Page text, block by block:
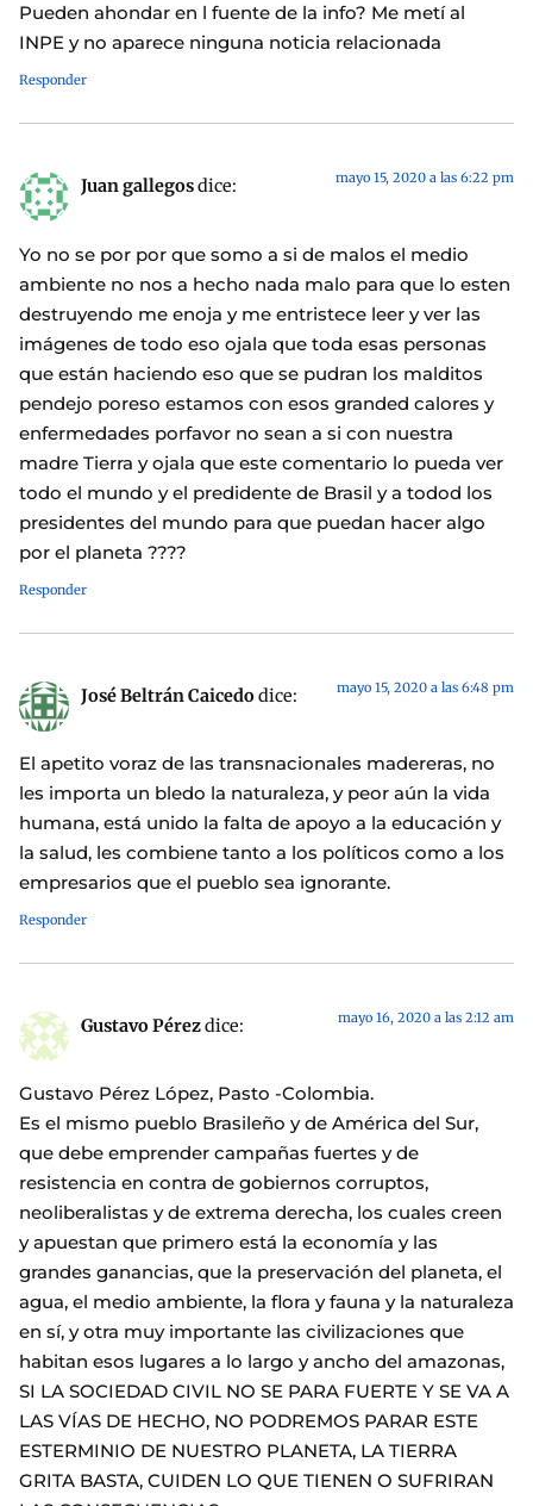
Pueden ahondar en l fuente de la info? Me metí al
INPE y no aparece ninguna noticia relacionada
Responder
Juan gallegosdice: mayo 15, 2020 a las 6:22 pm
Yo no se por por que somo a si de malos el medio
ambiente no nos a hecho nada malo para que lo esten
destruyendo me enoja y me entristece leer y ver las
imágenes de todo eso ojala que toda esas personas
que están haciendo eso que se pudran los malditos
pendejo poreso estamos con esos granded calores y
enfermedades porfavor no sean a si con nuestra
madre Tierra y ojala que este comentario lo pueda ver
todo el mundo y el predidente de Brasil y a todod los
presidentes del mundo para que puedan hacer algo
por el planeta ????
Responder
José Beltrán Caicedodice: mayo 15, 2020 a las 6:48 pm
El apetito voraz de las transnacionales madereras, no
les importa un bledo la naturaleza, y peor aún la vida
humana, está unido la falta de apoyo a la educación y
la salud, les combiene tanto a los políticos como a los
empresarios que el pueblo sea ignorante.
Responder
Gustavo Pérezdice: mayo 16, 2020 a las 2:12 am
Gustavo Pérez López, Pasto -Colombia.
Es el mismo pueblo Brasileño y de América del Sur,
que debe emprender campañas fuertes y de
resistencia en contra de gobiernos corruptos,
neoliberalistas y de extrema derecha, los cuales creen
y apuestan que primero está la economía y las
grandes ganancias, que la preservación del planeta, el
agua, el medio ambiente, la flora y fauna y la naturaleza
en sí, y otra muy importante las civilizaciones que
habitan esos lugares a lo largo y ancho del amazonas,
SI LA SOCIEDAD CIVIL NO SE PARA FUERTE Y SE VA A
LAS VÍAS DE HECHO, NO PODREMOS PARAR ESTE
ESTERMINIO DE NUESTRO PLANETA, LA TIERRA
GRITA BASTA, CUIDEN LO QUE TIENEN O SUFRIRAN